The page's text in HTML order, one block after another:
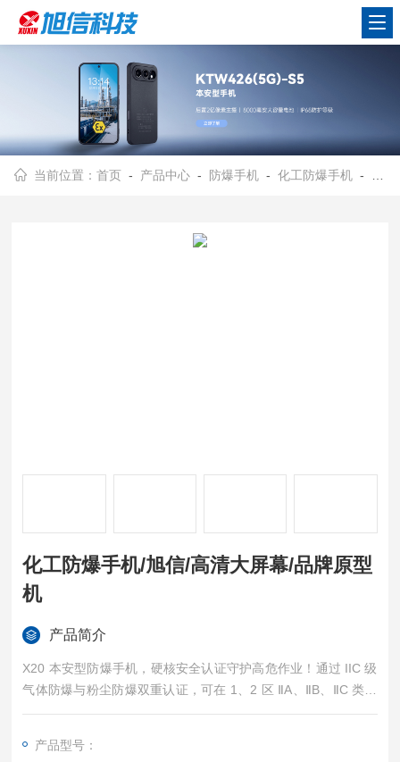
当前位置：首页 - 产品中心 - 防爆手机 -化工防爆手机 - 化工防爆手机/旭信/高清大屏幕/品牌原型机
化工防爆手机/旭信/高清大屏幕/品牌原型
机
产品简介
X20 本安型防爆手机，硬核安全认证守护高危作业！通过 IIC 级
气体防爆与粉尘防爆双重认证，可在 1、2 区 ⅡA、ⅡB、ⅡC 类气
体环境，及各类可燃性粉尘环境放心使用。机身小巧轻便，搭配
功能加持，安全与高效兼具。化工防爆手机/旭信/高清大屏幕/品
产品型号：